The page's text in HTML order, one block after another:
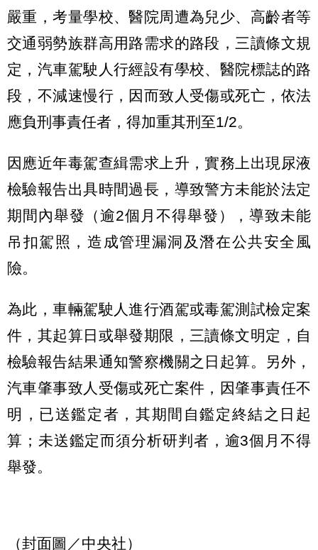
嚴重，考量學校、醫院周遭為兒少、高齡者等
交通弱勢族群高用路需求的路段，三讀條文規
定，汽車駕駛人行經設有學校、醫院標誌的路
段，不減速慢行，因而致人受傷或死亡，依法
應負刑事責任者，得加重其刑至1/2。
因應近年毒駕查緝需求上升，實務上出現尿液
檢驗報告出具時間過長，導致警方未能於法定
期間內舉發（逾2個月不得舉發），導致未能
吊扣駕照，造成管理漏洞及潛在公共安全風
險。
為此，車輛駕駛人進行酒駕或毒駕測試檢定案
件，其起算日或舉發期限，三讀條文明定，自
檢驗報告結果通知警察機關之日起算。另外，
汽車肇事致人受傷或死亡案件，因肇事責任不
明，已送鑑定者，其期間自鑑定終結之日起
算；未送鑑定而須分析研判者，逾3個月不得
舉發。
（封面圖／中央社）